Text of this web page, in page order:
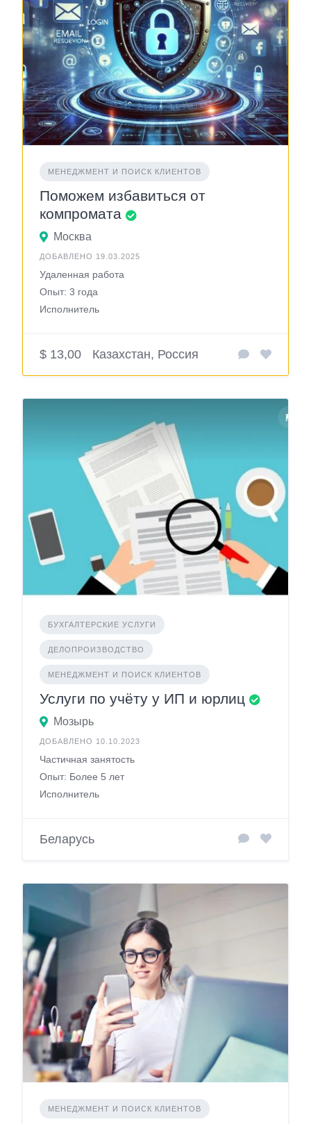
МЕНЕДЖМЕНТ И ПОИСК КЛИЕНТОВ
Поможем избавиться от
компромата
Москва
ДОБАВЛЕНО 19.03.2025
Удаленная работа
Опыт: 3 года
Исполнитель
$ 13,00 Казахстан, Россия
БУХГАЛТЕРСКИЕ УСЛУГИ
ДЕЛОПРОИЗВОДСТВО
МЕНЕДЖМЕНТ И ПОИСК КЛИЕНТОВ
Услуги по учёту у ИП и юрлиц
Мозырь
ДОБАВЛЕНО 10.10.2023
Частичная занятость
Опыт: Более 5 лет
Исполнитель
Беларусь
МЕНЕДЖМЕНТ И ПОИСК КЛИЕНТОВ